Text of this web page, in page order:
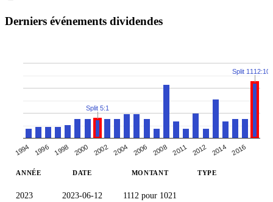
Derniers événements dividendes
1994 1996 1998 2000 2002 2004 2006 2008 2011 2012 2014 2016
Split 5:1
Split
ANNÉE DATE MONTANT TYPE
2023 2023-06-12 1112 pour 1021